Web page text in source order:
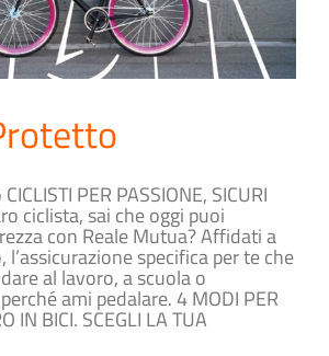
PER PASSIONE, SICURI
ciclista, sai che oggi puoi
con Reale Mutua? Affidati a
specifica per te che
al lavoro, a scuola o
ami pedalare. 4 MODI PER
IN BICI. SCEGLI LA TUA